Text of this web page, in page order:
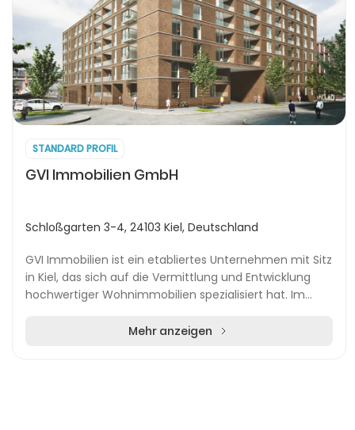
STANDARD PROFIL
GVI Immobilien GmbH
Schloßgarten 3-4, 24103 Kiel, Deutschland
GVI Immobilien ist ein etabliertes Unternehmen mit Sitz
in Kiel, das sich auf die Vermittlung und Entwicklung
hochwertiger Wohnimmobilien spezialisiert hat. Im
Mehr anzeigen